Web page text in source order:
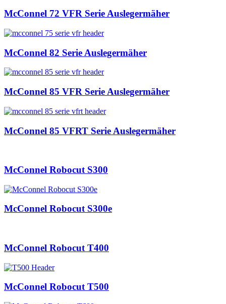
McConnel 72 VFR Serie Auslegermäher
McConnel 82 Serie Auslegermäher
McConnel 85 VFR Serie Auslegermäher
McConnel 85 VFRT Serie Auslegermäher
McConnel Robocut S300
McConnel Robocut S300e
McConnel Robocut T400
McConnel Robocut T500